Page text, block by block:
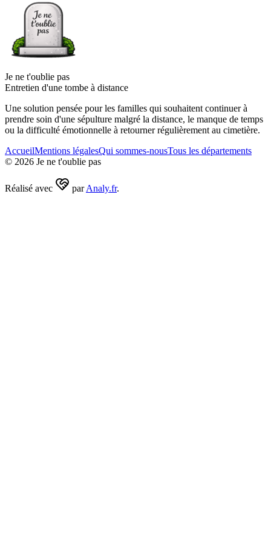
Je ne t'oublie pas
Entretien d'une tombe à distance
Une solution pensée pour les familles qui souhaitent continuer à
prendre soin d'une sépulture malgré la distance, le manque de temps
ou la difficulté émotionnelle à retourner régulièrement au cimetière.
AccueilMentions légalesQui sommes-nousTous les départements
© 2026 Je ne t'oublie pas
Réalisé avec par Analy.fr.